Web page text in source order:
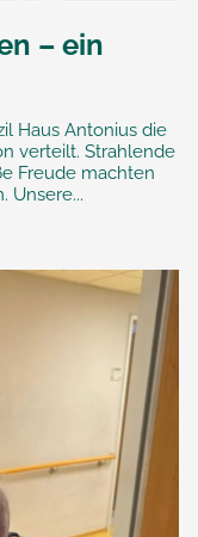
– ein
Haus Antonius die
verteilt. Strahlende
Freude machten
Unsere...